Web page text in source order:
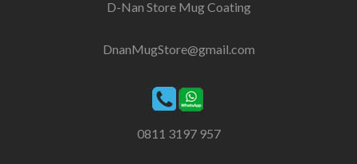
D-Nan Store Mug Coating
DnanMugStore@gmail.com
0811 3197 957